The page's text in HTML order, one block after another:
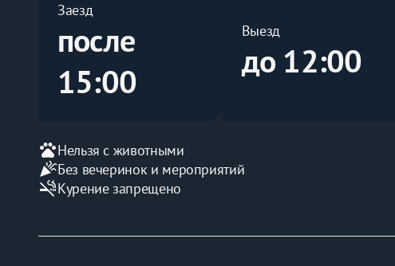
Заезд
после
15:00
Выезд
до 12:00
petsНельзя с животными
celebrationБез вечеринок и мероприятий
smoke_freeКурение запрещено